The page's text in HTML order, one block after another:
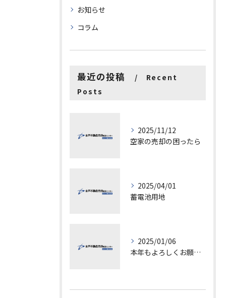
お知らせ
コラム
最近の投稿
Recent
Posts
2025/11/12
空家の売却の困ったら
2025/04/01
蓄電池用地
2025/01/06
本年もよろしくお願いします。